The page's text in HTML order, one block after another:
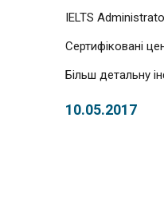
IELTS
Сертифіковані
Більш детальну
10.05.2017